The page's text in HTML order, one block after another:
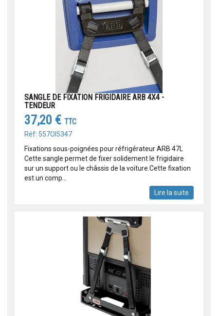
SANGLE DE FIXATION FRIGIDAIRE ARB 4X4 -
TENDEUR
37,20 € TTC
Réf: 557OI5347
Fixations sous-poignées pour réfrigérateur ARB 47L
Cette sangle permet de fixer solidement le frigidaire
sur un support ou le châssis de la voiture.Cette fixation
est un comp...
Lire la suite